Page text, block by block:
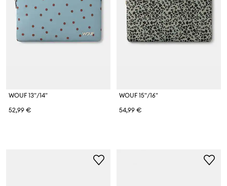
WOUF 13"/14"
52,99 €
WOUF 15"/16"
54,99 €